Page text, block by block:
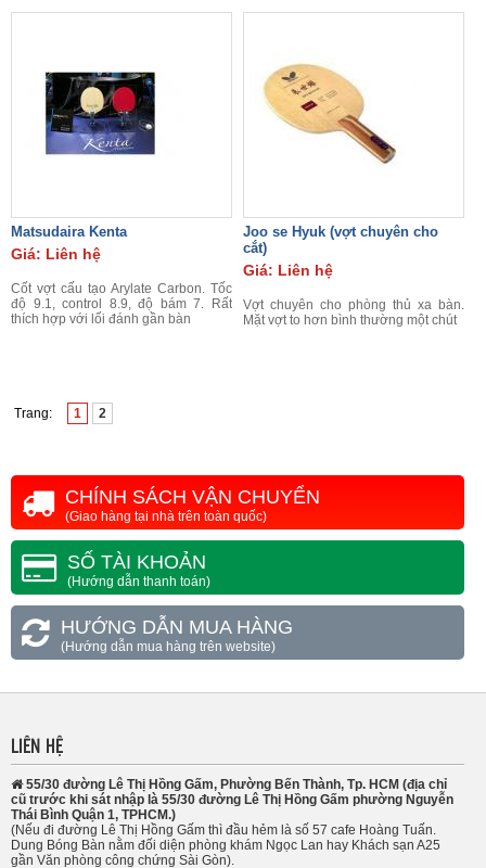
Matsudaira Kenta
Giá: Liên hệ
Cốt vợt cấu tạo Arylate Carbon. Tốc
độ 9.1, control 8.9, độ bám 7. Rất
thích hợp với lối đánh gần bàn
Joo se Hyuk (vợt chuyên cho
cắt)
Giá: Liên hệ
Vợt chuyên cho phòng thủ xa bàn.
Mặt vợt to hơn bình thường một chút
Trang: 1 2
CHÍNH SÁCH VẬN CHUYỂN
(Giao hàng tại nhà trên toàn quốc)
SỐ TÀI KHOẢN
(Hướng dẫn thanh toán)
HƯỚNG DẪN MUA HÀNG
(Hướng dẫn mua hàng trên website)
LIÊN HỆ
55/30 đường Lê Thị Hồng Gấm, Phường Bến Thành, Tp. HCM (địa chỉ
cũ trước khi sát nhập là 55/30 đường Lê Thị Hồng Gấm phường Nguyễn
Thái Bình Quận 1, TPHCM.)
(Nếu đi đường Lê Thị Hồng Gấm thì đầu hẻm là số 57 cafe Hoàng Tuấn.
Dung Bóng Bàn nằm đối diện phòng khám Ngọc Lan hay Khách sạn A25
gần Văn phòng công chứng Sài Gòn).